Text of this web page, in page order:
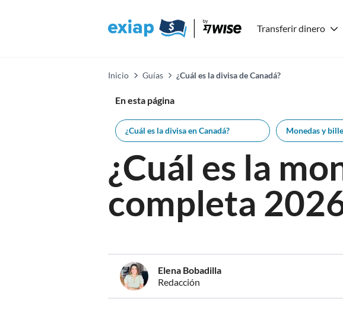
Transferir dinero
Inicio Guías ¿Cuál es la divisa de Canadá?
En esta página
¿Cuál es la divisa en Canadá? Monedas y
¿Cuál es la
completa
Elena Bobadilla
Redacción